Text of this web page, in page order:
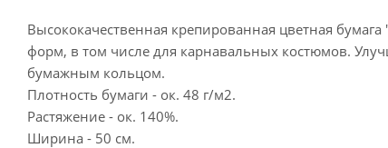
Высококачественная крепированная цветная
форм, в том числе для карнавальных костюмов.
бумажным кольцом.
Плотность бумаги - ок. 48 г/м2.
Растяжение - ок. 140%.
Ширина - 50 см.